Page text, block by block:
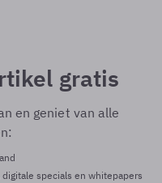
gratis
en geniet van alle
specials en whitepapers